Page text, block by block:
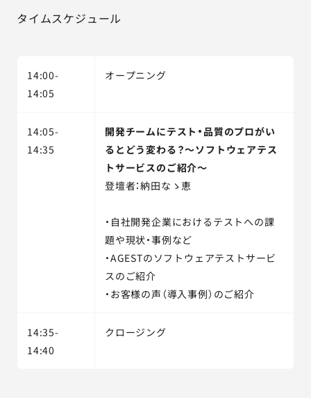
タイムスケジュール
14:00-
14:05
オープニング
14:05-
14:35
開発チームにテスト・品質のプロがい
るとどう変わる？～ソフトウェアテス
トサービスのご紹介～
登壇者：納田なゝ恵
・自社開発企業におけるテストへの課
題や現状・事例など
・AGESTのソフトウェアテストサービ
スのご紹介
・お客様の声（導入事例）のご紹介
14:35-
14:40
クロージング